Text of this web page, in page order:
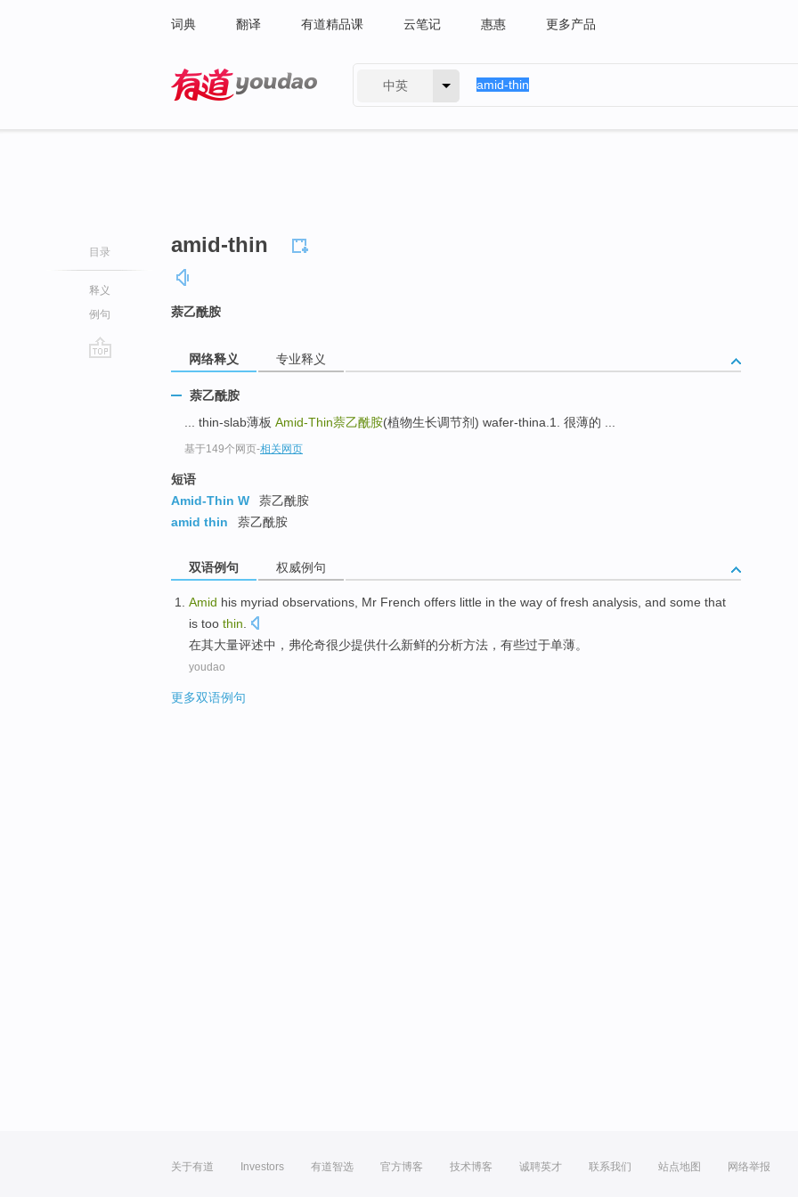
词典 翻译 有道精品课 云笔记 惠惠 更多产品
中英
目录
释义
例句
amid-thin
萘乙酰胺
网络释义 专业释义
萘乙酰胺
... thin-slab薄板 Amid-Thin萘乙酰胺(植物生长调节剂) wafer-thina.1. 很薄的 ...
基于149个网页-相关网页
短语
Amid-Thin W
萘乙酰胺
amid thin
萘乙酰胺
双语例句 权威例句
Amid his myriad observations, Mr French offers little in the way of fresh analysis, and some that
is too thin.
在其大量评述中，弗伦奇很少提供什么新鲜的分析方法 ， 有些过于单薄。
youdao
更多双语例句
关于有道 Investors 有道智选 官方博客 技术博客 诚聘英才 联系我们 站点地图 网络举报